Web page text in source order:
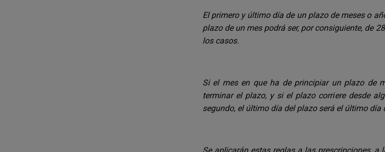
El primero y último día de un plazo de meses o
plazo de un mes podrá ser, por consiguiente, de
los casos.
Si el mes en que ha de principiar un plazo de
terminar el plazo, y si el plazo corriere desde
segundo, el último día del plazo será el último día